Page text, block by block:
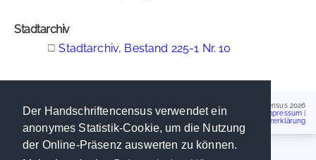
Der Handschriftencensus verwendet ein
anonymes Statistik-Cookie, um die Nutzung
der Online-Präsenz auswerten zu können.
Stadtarchiv
□ Stadtarchiv, Bestand 225-1 Nr. 10
Handschriftencensus 2026
Impressum
Datenschutzerklärung